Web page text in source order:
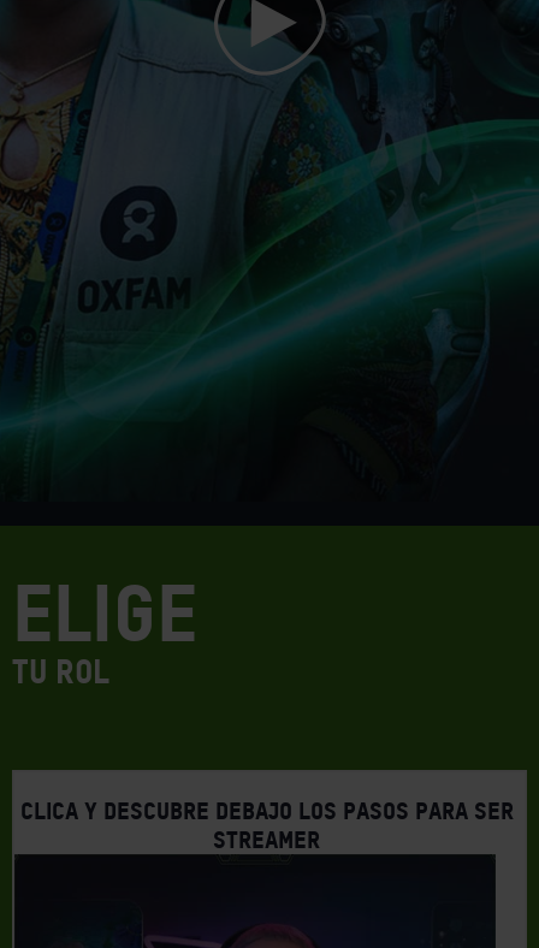
ELIGE
TU ROL
Clica y descubre debajo los pasos para ser
Streamer